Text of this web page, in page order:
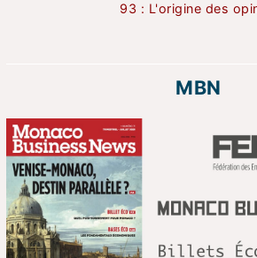
93 : L'origine des
MBN